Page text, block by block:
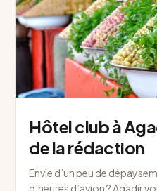
Hôtel club à
de la rédaction
Envie d’un peu de
d’heures d’avion ? Agadir